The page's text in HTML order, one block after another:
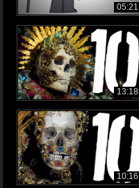
05:21
13:18
10:16